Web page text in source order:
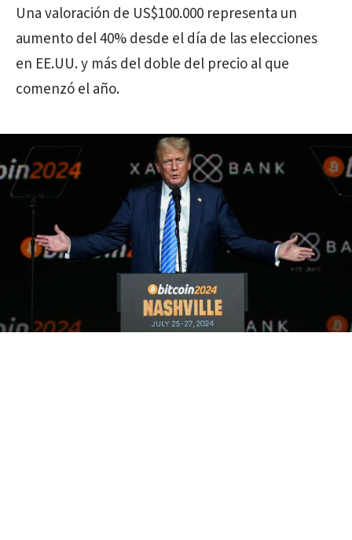
Una valoración de US$100.000 representa un
aumento del 40% desde el día de las elecciones
en EE.UU. y más del doble del precio al que
comenzó el año.